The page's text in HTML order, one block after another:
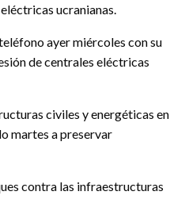
ucranianas.
ayer miércoles con su
de centrales eléctricas
civiles y energéticas en
martes a preservar
contra las infraestructuras